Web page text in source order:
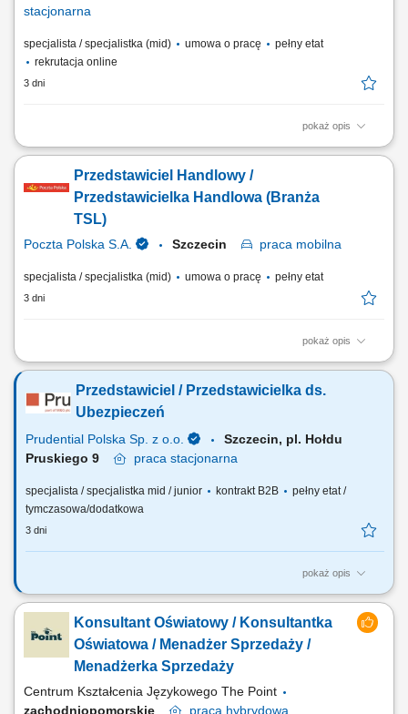
stacjonarna
specjalista / specjalistka (mid) umowa o pracę
pełny etat
rekrutacja online
3 dni
pokaż opis
Identyfikowanie potrzeb klientów indywidualnych oraz sektora MŚP i
sprzedaż produktów bankowych i realizacja wyznaczonych celów
sprzedażowych; Budowanie długofalowych relacji z klientami oraz
rozwijanie portfela współpracy;...
Przedstawiciel Handlowy /
Przedstawicielka Handlowa (Branża
TSL)
Poczta Polska S.A. Szczecin praca mobilna
specjalista / specjalistka (mid) umowa o pracę pełny etat
3 dni
pokaż opis
Miejsce pracy: Szczecin, obszar działania: woj. zachodniopomorskie
praca od poniedziałku do piątku Twoje zadania: pozyskiwanie nowych
klientów głównie na terenie woj.zachodniopomorskiego,
Przedstawiciel / Przedstawicielka ds.
Ubezpieczeń
Prudential Polska Sp. z o.o.
Szczecin, pl. Hołdu
Pruskiego 9
praca stacjonarna
specjalista / specjalistka mid / junior kontrakt B2B
pełny etat /
tymczasowa/dodatkowa
3 dni
pokaż opis
Twój zakres obowiązków: budowanie własnego biznesu przy wsparciu
solidnej marki, pozyskiwanie Klientów, sprzedaż ubezpieczeń na życie,
organizacja własnej aktywności i kalendarza spotkań.
Konsultant Oświatowy / Konsultantka
Oświatowa / Menadżer Sprzedaży /
Menadżerka Sprzedaży
Centrum Kształcenia Językowego The Point
zachodniopomorskie
praca hybrydowa